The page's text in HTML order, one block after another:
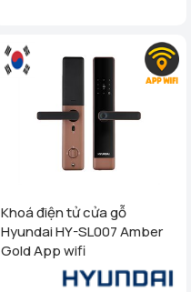
Khoá điện tử cửa gỗ
Hyundai HY-SL007 Amber
Gold App wifi